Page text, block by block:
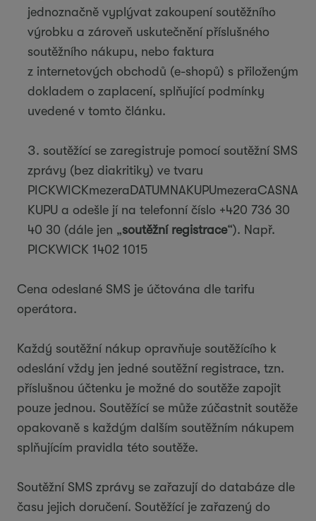
jednoznačně vyplývat zakoupení soutěžního
výrobku a zároveň uskutečnění příslušného
soutěžního nákupu, nebo faktura
z internetových obchodů (e-shopů) s přiloženým
dokladem o zaplacení, splňující podmínky
uvedené v tomto článku.
soutěžící se zaregistruje pomocí soutěžní SMS
zprávy (bez diakritiky) ve tvaru
PICKWICKmezeraDATUMNAKUPUmezeraCASNA
KUPU a odešle jí na telefonní číslo +420 736 30
40 30 (dále jen „soutěžní registrace“). Např.
PICKWICK 1402 1015
Cena odeslané SMS je účtována dle tarifu
operátora.
Každý soutěžní nákup opravňuje soutěžícího k
odeslání vždy jen jedné soutěžní registrace, tzn.
příslušnou účtenku je možné do soutěže zapojit
pouze jednou. Soutěžící se může zúčastnit soutěže
opakovaně s každým dalším soutěžním nákupem
splňujícím pravidla této soutěže.
Soutěžní SMS zprávy se zařazují do databáze dle
času jejich doručení. Soutěžící je zařazený do